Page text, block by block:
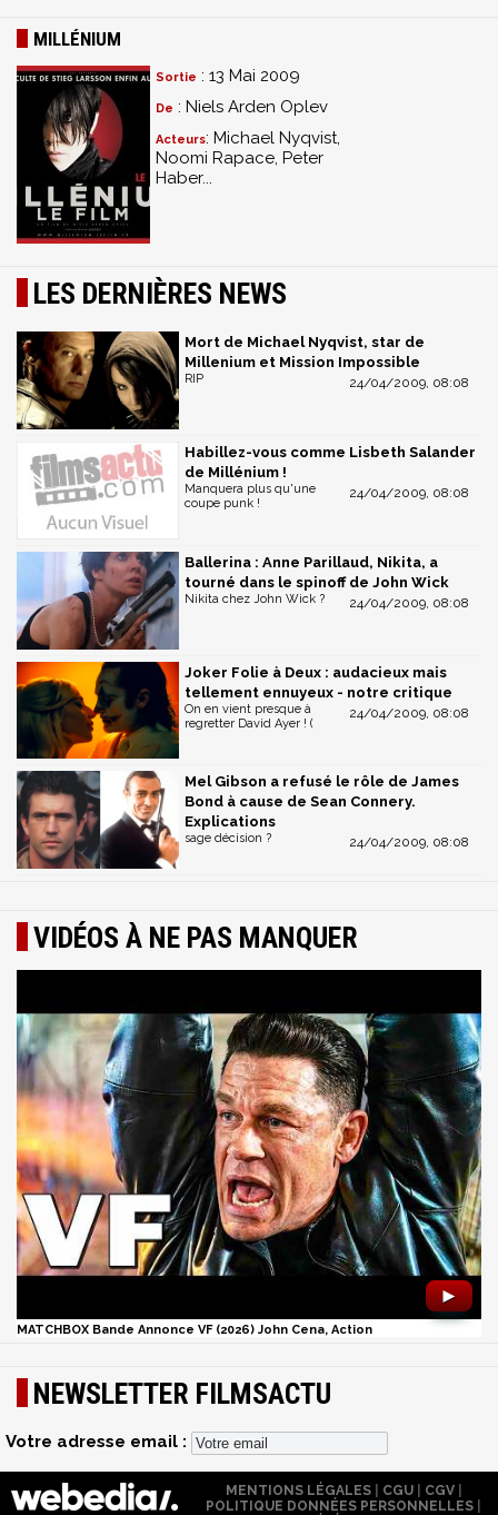
MILLÉNIUM
Sortie : 13 Mai 2009
De : Niels Arden Oplev
Acteurs: Michael Nyqvist,
Noomi Rapace, Peter
Haber...
LES DERNIÈRES NEWS
Mort de Michael Nyqvist, star de
Millenium et Mission Impossible
24/04/2009, 08:08
RIP
Habillez-vous comme Lisbeth Salander
de Millénium !
24/04/2009, 08:08
Manquera plus qu'une
coupe punk !
Ballerina : Anne Parillaud, Nikita, a
tourné dans le spinoff de John Wick
24/04/2009, 08:08
Nikita chez John Wick ?
Joker Folie à Deux : audacieux mais
tellement ennuyeux - notre critique
24/04/2009, 08:08
On en vient presque à
regretter David Ayer ! (
Mel Gibson a refusé le rôle de James
Bond à cause de Sean Connery.
Explications
24/04/2009, 08:08
sage décision ?
VIDÉOS À NE PAS MANQUER
►
MATCHBOX Bande Annonce VF (2026) John Cena, Action
NEWSLETTER FILMSACTU
Votre adresse email :
MENTIONS LÉGALES| CGU| CGV|
POLITIQUE DONNÉES PERSONNELLES